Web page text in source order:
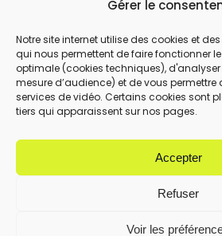
Gérer le
Notre site internet utilise des cookies et
qui nous permettent de faire fonctionner
optimale (cookies techniques),
mesure d’audience) et de vous permettre
services de vidéo. Certains cookies sont
tiers qui apparaissent sur nos pages.
Accepter
Refuser
Voir les
En utilisant ce formulaire,
stockage et le traitement
par ce site.